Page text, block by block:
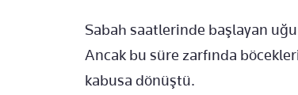
Sabah saatlerinde başlayan
Ancak bu süre zarfında
kabusa dönüştü.